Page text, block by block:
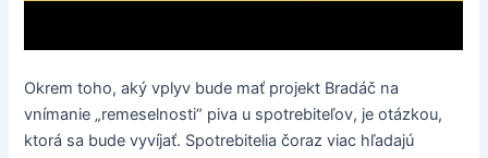
Okrem toho, aký vplyv bude mať projekt Bradáč na
vnímanie „remeselnosti“ piva u spotrebiteľov, je otázkou,
ktorá sa bude vyvíjať. Spotrebitelia čoraz viac hľadajú